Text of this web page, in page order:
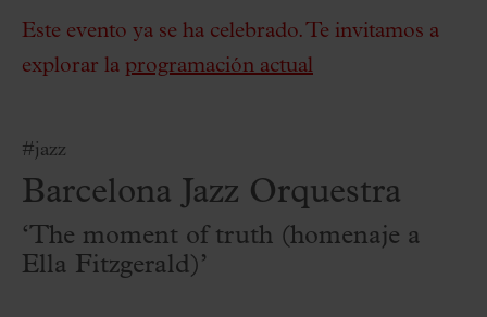
Este evento ya se ha celebrado. Te invitamos a
explorar la programación actual
#jazz
Barcelona Jazz Orquestra
‘The moment of truth (homenaje a
Ella Fitzgerald)’